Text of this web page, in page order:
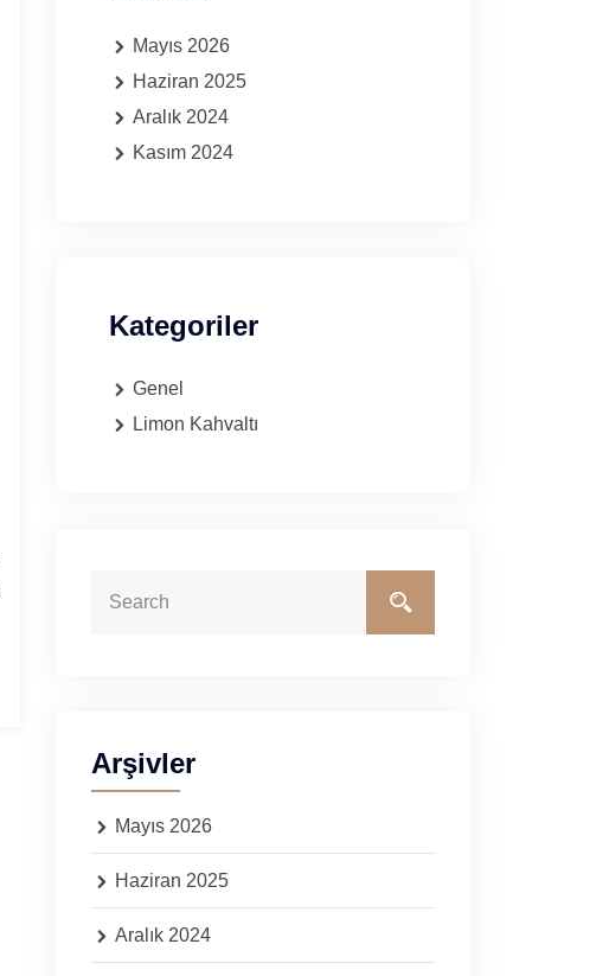
Mayıs 2026
Haziran 2025
Aralık 2024
Kasım 2024
Kategoriler
Genel
Limon Kahvaltı
Arşivler
Mayıs 2026
Haziran 2025
Aralık 2024